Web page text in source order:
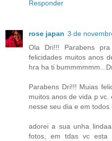
Responder
rose japan 3 de
Ola Dri!!! Parabens
felicidades muitos anos
hra ha ti
Parabens Dri!!! Muias
muitos anos de vida p
nesse seu dia e em todos
adorei a sua unha
fotos, em tdas vc esta